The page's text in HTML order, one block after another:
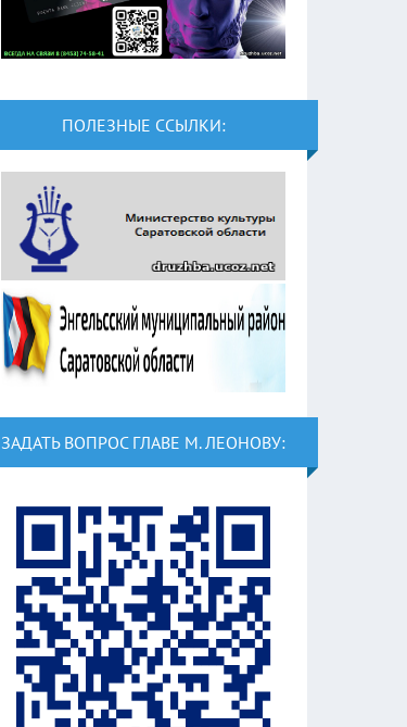
ПОЛЕЗНЫЕ ССЫЛКИ:
ЗАДАТЬ ВОПРОС ГЛАВЕ М. ЛЕОНОВУ: